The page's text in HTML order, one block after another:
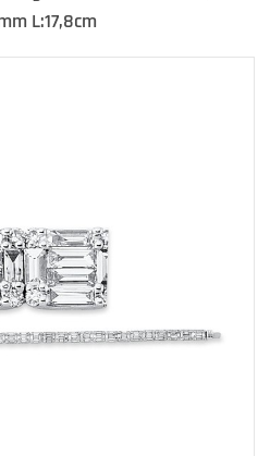
L:17,8cm